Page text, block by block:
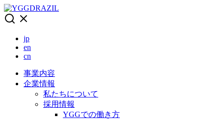
Skip
to
content
jp
en
cn
事業内容
企業情報
私たちについて
採用情報
YGGでの働き方